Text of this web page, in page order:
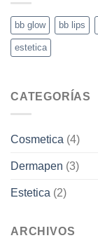
bb glow bb lips
estetica
CATEGORÍAS
Cosmetica (4)
Dermapen (3)
Estetica (2)
ARCHIVOS